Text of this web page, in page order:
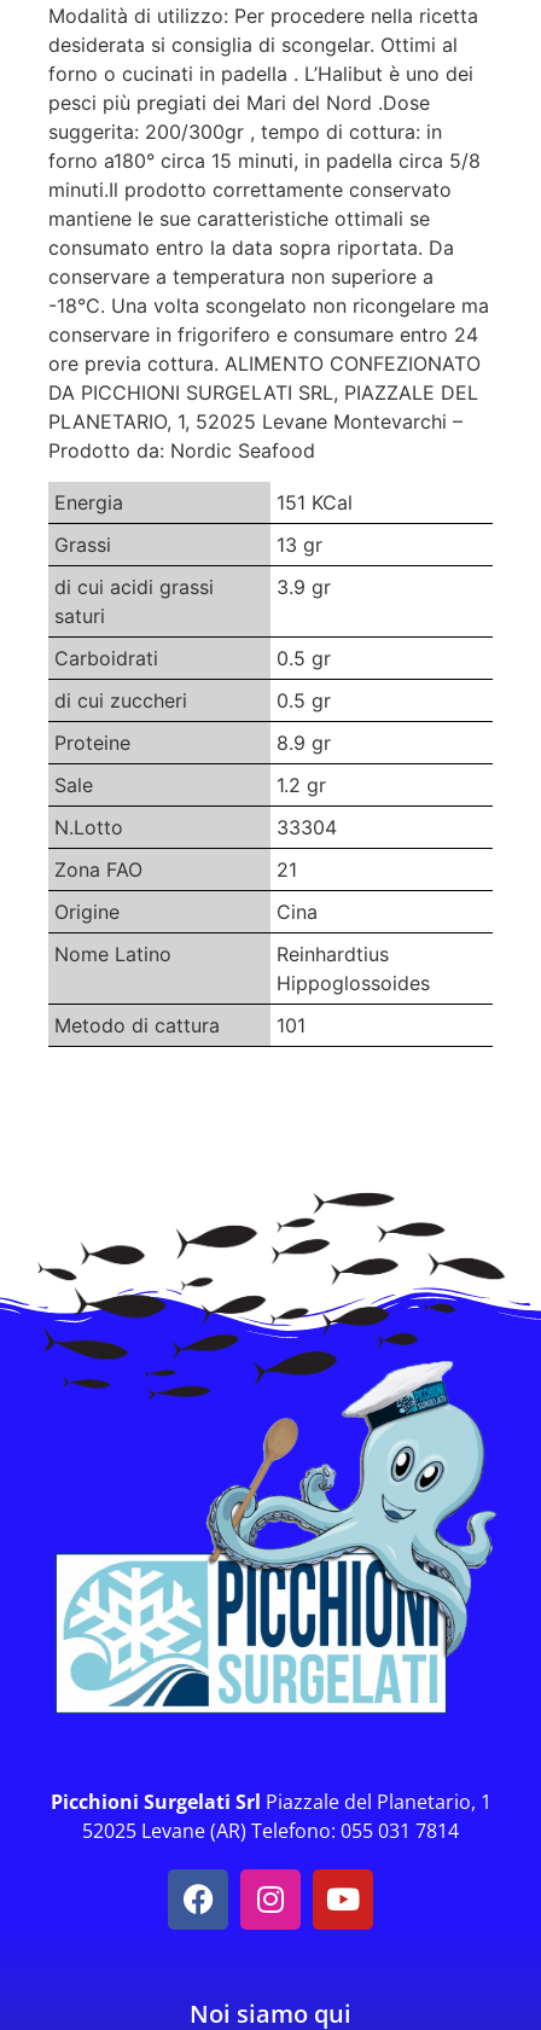
Modalità di utilizzo: Per procedere nella ricetta
desiderata si consiglia di scongelar. Ottimi al
forno o cucinati in padella . L’Halibut è uno dei
pesci più pregiati dei Mari del Nord .Dose
suggerita: 200/300gr , tempo di cottura: in
forno a180° circa 15 minuti, in padella circa 5/8
minuti.Il prodotto correttamente conservato
mantiene le sue caratteristiche ottimali se
consumato entro la data sopra riportata. Da
conservare a temperatura non superiore a
-18°C. Una volta scongelato non ricongelare ma
conservare in frigorifero e consumare entro 24
ore previa cottura. ALIMENTO CONFEZIONATO
DA PICCHIONI SURGELATI SRL, PIAZZALE DEL
PLANETARIO, 1, 52025 Levane Montevarchi –
Prodotto da: Nordic Seafood
Energia
151 KCal
Grassi
13 gr
di cui acidi grassi
saturi
3.9 gr
Carboidrati
0.5 gr
di cui zuccheri
0.5 gr
Proteine
8.9 gr
Sale
1.2 gr
N.Lotto
33304
Zona FAO
21
Origine
Cina
Nome Latino
Reinhardtius
Hippoglossoides
Metodo di cattura
101
Picchioni Surgelati Srl Piazzale del Planetario, 1
52025 Levane (AR) Telefono: 055 031 7814
Noi siamo qui